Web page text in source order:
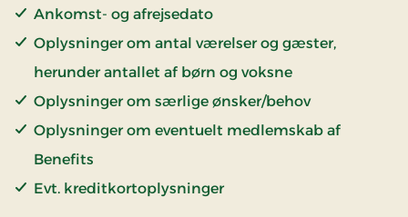
Ankomst- og afrejsedato
Oplysninger om antal værelser og gæster,
herunder antallet af børn og voksne
Oplysninger om særlige ønsker/behov
Oplysninger om eventuelt medlemskab af
Benefits
Evt. kreditkortoplysninger